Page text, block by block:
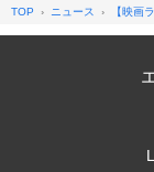
TOP ニュース 【映画